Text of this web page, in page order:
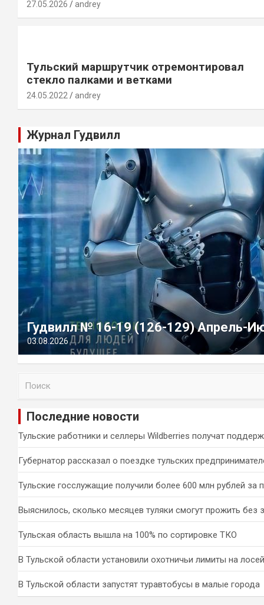
27.05.2026 andrey
Тульский маршрутчик отремонтировал
стекло палками и ветками
24.05.2022 andrey
Журнал Гудвилл
Гудвилл № 16-19 (126-129) Апрель-
03.08.2026
и
Последние новости
Тульские работники и селлеры Wildberries получат
Губернатор рассказал о поездке тульских
Тульские госслужащие получили более 600 млн рублей за
Выяснилось, сколько месяцев туляки смогут прожить без
Тульская область вышла на 100% по сортировке ТКО
В Тульской области установили охотничьи лимиты на
В Тульской области запустят туравтобусы в малые города